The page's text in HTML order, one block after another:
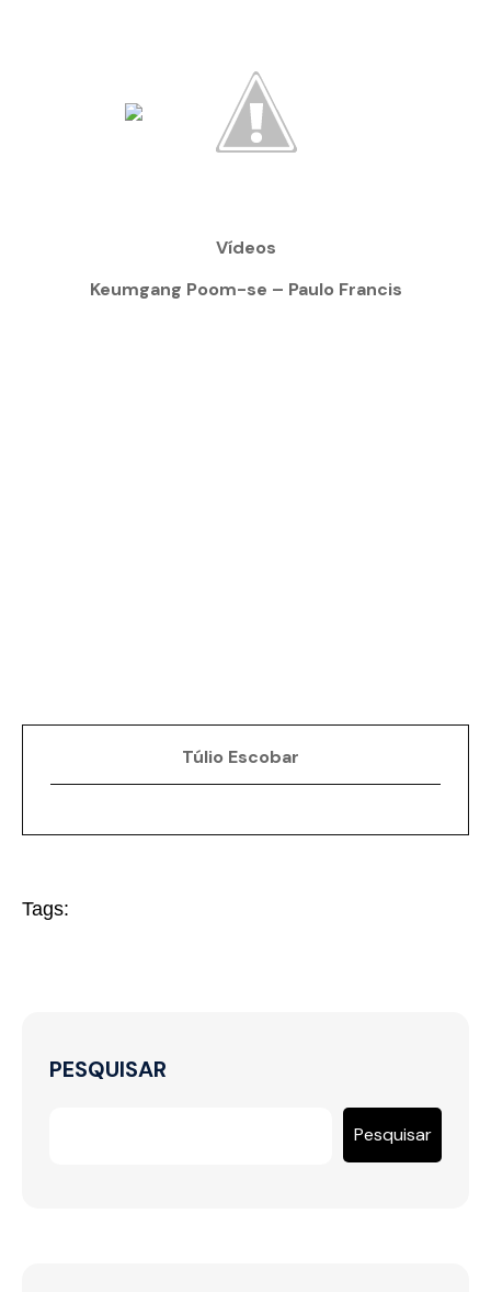
Vídeos
Keumgang Poom-se – Paulo Francis
Túlio Escobar
Tags:
PESQUISAR
Pesquisar